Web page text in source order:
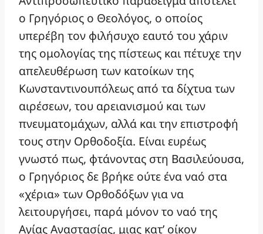
ο Γρηγόριος ο Θεολόγος, ο οποίος
υπερέβη τον φιλήσυχο εαυτό του χάριν
της ομολογίας της πίστεως και πέτυχε την
απελευθέρωση των κατοίκων της
Κωνσταντινουπόλεως από τα δίχτυα των
αιρέσεων, του αρειανισμού και των
πνευματομάχων, αλλά και την επιστροφή
τους στην Ορθοδοξία. Είναι ευρέως
γνωστό πως, φτάνοντας στη Βασιλεύουσα,
ο Γρηγόριος δε βρήκε ούτε ένα ναό στα
«χέρια» των Ορθοδόξων για να
λειτουργήσει, παρά μόνον το ναό της
Αγίας Αναστασίας, μιας κατ’ οίκον